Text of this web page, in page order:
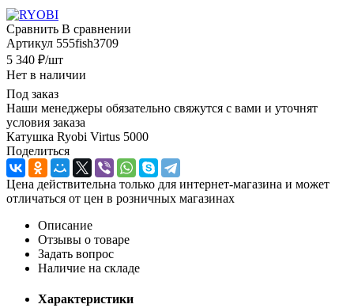
Сравнить В сравнении
Артикул 555fish3709
5 340 ₽/шт
Нет в наличии
Под заказ
Наши менеджеры обязательно свяжутся с вами и уточнят
условия заказа
Катушка Ryobi Virtus 5000
Поделиться
Цена действительна только для интернет-магазина и может
отличаться от цен в розничных магазинах
Описание
Отзывы о товаре
Задать вопрос
Наличие на складе
Характеристики